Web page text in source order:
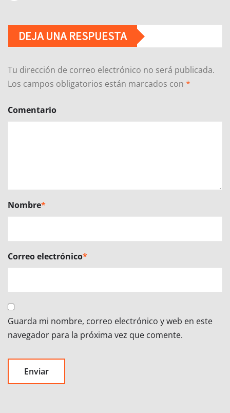
DEJA UNA RESPUESTA
Tu dirección de correo electrónico no será publicada.
Los campos obligatorios están marcados con *
Comentario
Nombre*
Correo electrónico*
Guarda mi nombre, correo electrónico y web en este
navegador para la próxima vez que comente.